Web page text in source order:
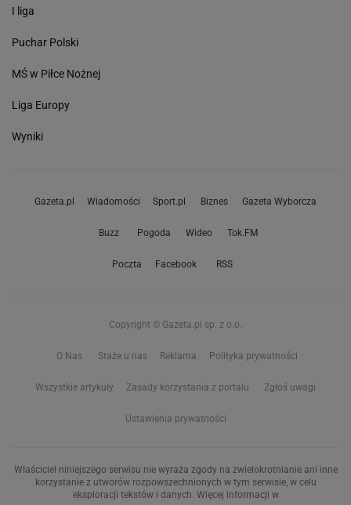
I liga
Puchar Polski
MŚ w Piłce Nożnej
Liga Europy
Wyniki
Gazeta.pl Wiadomości Sport.pl Biznes Gazeta Wyborcza
Buzz Pogoda Wideo Tok.FM
Poczta Facebook RSS
Copyright © Gazeta.pl sp. z o.o.
O Nas Staże u nas Reklama Polityka prywatności
Wszystkie artykuły Zasady korzystania z portalu Zgłoś uwagi
Ustawienia prywatności
Właściciel niniejszego serwisu nie wyraża zgody na zwielokrotnianie ani inne
korzystanie z utworów rozpowszechnionych w tym serwisie, w celu
eksploracji tekstów i danych. Więcej informacji w